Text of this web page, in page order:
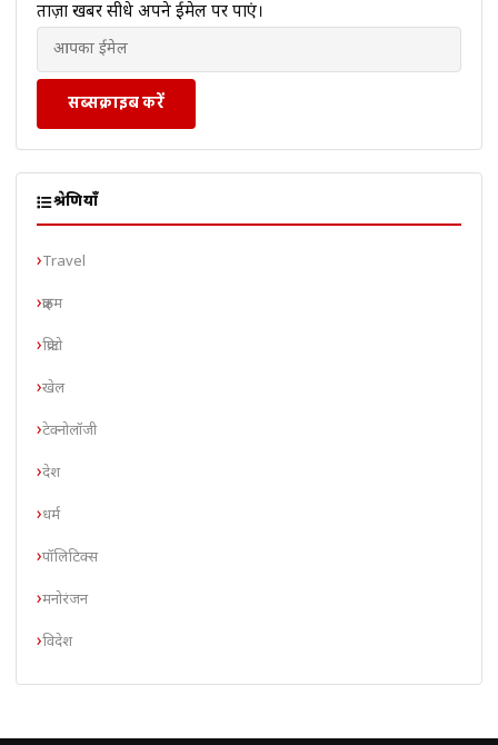
ताज़ा खबरें सीधे अपने ईमेल पर पाएं।
सब्सक्राइब करें
श्रेणियाँ
Travel
क्राइम
क्रिप्टो
खेल
टेक्नोलॉजी
देश
धर्म
पॉलिटिक्स
मनोरंजन
विदेश